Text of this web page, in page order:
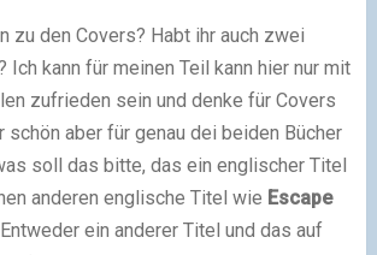
zu den Covers? Habt ihr auch zwei
Ich kann für meinen Teil kann hier nur mit
zufrieden sein und denke für Covers
schön aber für genau dei beiden Bücher
soll das bitte, das ein englischer Titel
anderen englische Titel wie Escape
ein anderer Titel und das auf